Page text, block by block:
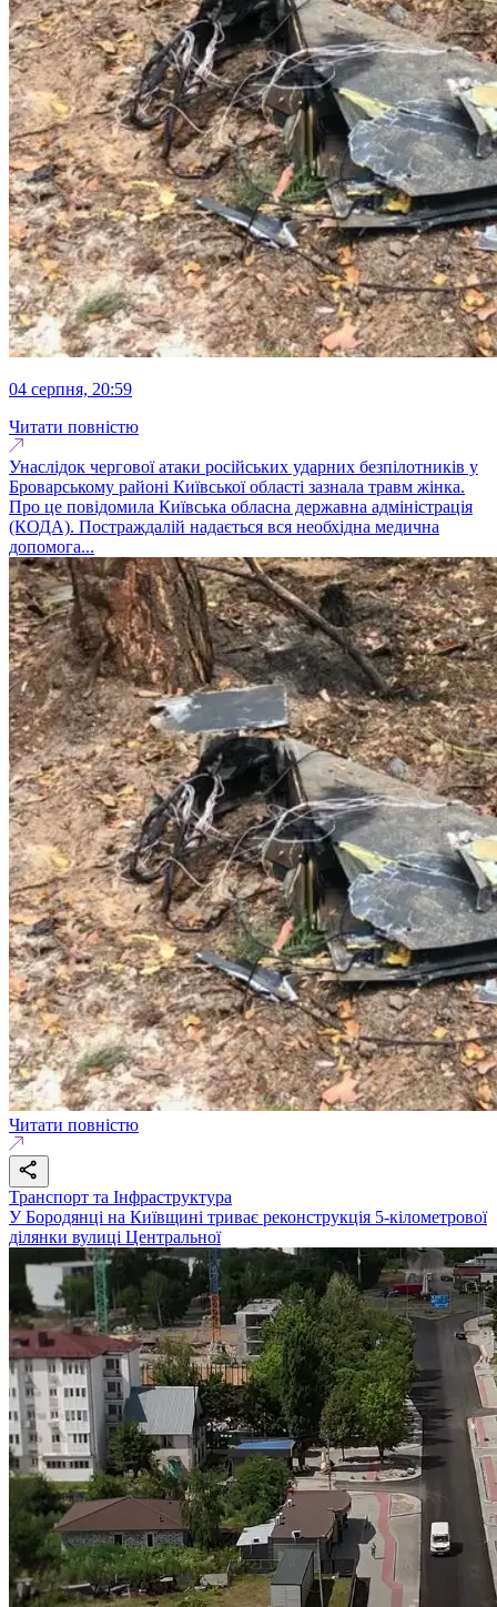
04 серпня, 20:59
Читати повністю
Унаслідок чергової атаки російських ударних безпілотників у
Броварському районі Київської області зазнала травм жінка.
Про це повідомила Київська обласна державна адміністрація
(КОДА). Постраждалій надається вся необхідна медична
допомога...
Читати повністю
Транспорт та Інфраструктура
У Бородянці на Київщині триває реконструкція 5-кілометрової
ділянки вулиці Центральної